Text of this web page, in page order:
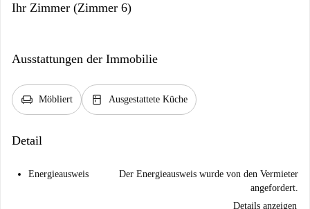
Ihr Zimmer (Zimmer 6)
Ausstattungen der Immobilie
chair Möbliert kitchen Ausgestattete Küche
Detail
Energieausweis
Der Energieausweis wurde von den Vermieter
angefordert.
Details anzeigen